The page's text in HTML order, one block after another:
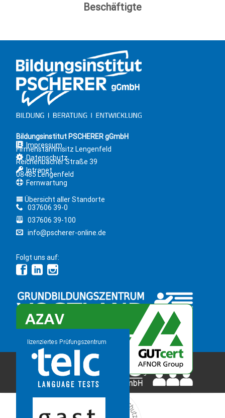
Beschäftigte
Bildungsinstitut PSCHERER gGmbH
Firmenstammsitz Lengenfeld
Reichenbacher Straße 39
08485 Lengenfeld
Übersicht aller Standorte
Impressum
Datenschutz
Intranet
Fernwartung
037606 39-0
037606 39-100
info@pscherer-online.de
Folgt uns auf:
Copyright 2026 © Bildungsinstitut PSCHERER gGmbH